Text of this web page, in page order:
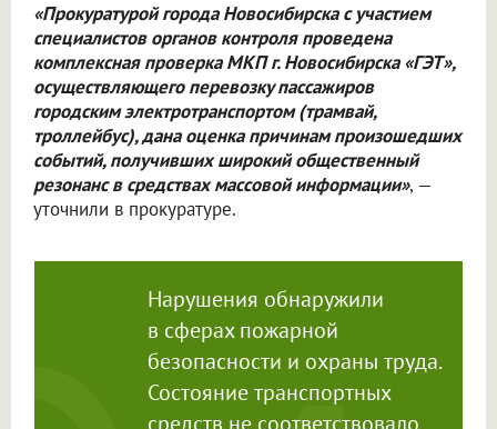
«Прокуратурой города Новосибирска с участием
специалистов органов контроля проведена
комплексная проверка МКП г. Новосибирска «ГЭТ»,
осуществляющего перевозку пассажиров
городским электротранспортом (трамвай,
троллейбус), дана оценка причинам произошедших
событий, получивших широкий общественный
резонанс в средствах массовой информации», —
уточнили в прокуратуре.
Нарушения обнаружили
в сферах пожарной
безопасности и охраны труда.
Состояние транспортных